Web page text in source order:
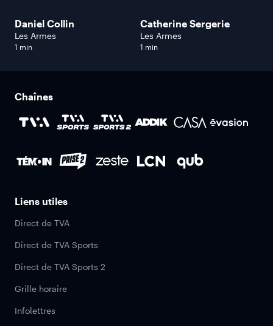
Daniel Collin
Les Armes
1 min
Catherine Sergerie
Les Armes
1 min
Chaînes
Liens utiles
Direct de TVA
Direct de TVA Sports
Direct de TVA Sports 2
Grille horaire
Infolettres